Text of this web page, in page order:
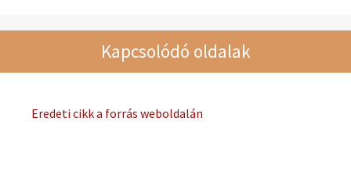
Kapcsolódó oldalak
Eredeti cikk a forrás weboldalán